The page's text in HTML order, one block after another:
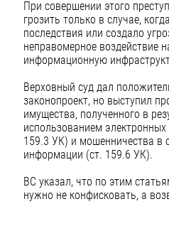
При совершении этого
грозить только в случае,
последствия или создало
неправомерное воздействие
информационную
Верховный суд дал
законопроект, но выступил
имущества, полученного в
использованием
159.3 УК) и мошенничества в
информации (ст. 159.6 УК).
ВС указал, что по этим
нужно не конфисковать, а